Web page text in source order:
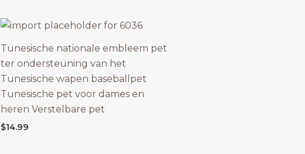
Tunesische nationale embleem pet
ter ondersteuning van het
Tunesische wapen baseballpet
Tunesische pet voor dames en
heren Verstelbare pet
$14.99